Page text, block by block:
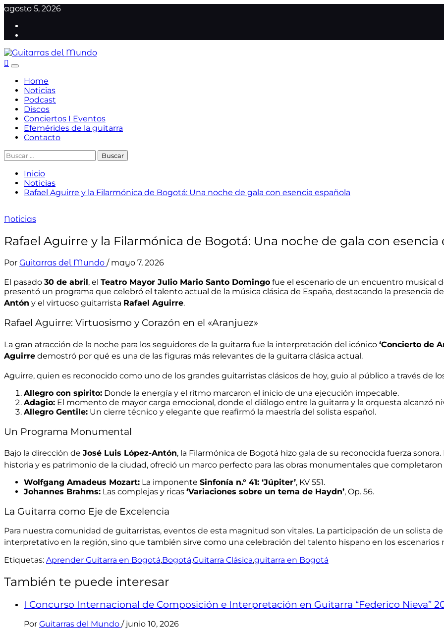
agosto 5, 2026
Guitarras del Mundo
Sitio web dedicado a la guitarra clásica I Noticias de la Guitarra
Home
Noticias
Podcast
Discos
Conciertos I Eventos
Efemérides de la guitarra
Contacto
Inicio
Noticias
Rafael Aguirre y la Filarmónica de Bogotá: Una noche de gala con esencia española
Noticias
Rafael Aguirre y la Filarmónica de Bogotá: Una noche de gala con esencia
Por Guitarras del Mundo / mayo 7, 2026
El pasado 30 de abril, el Teatro Mayor Julio Mario Santo Domingo fue el escenario de un encuentro musical
presentó un programa que celebró el talento actual de la música clásica de España, destacando la presencia
Antón y el virtuoso guitarrista Rafael Aguirre.
Rafael Aguirre: Virtuosismo y Corazón en el «Aranjuez»
La gran atracción de la noche para los seguidores de la guitarra fue la interpretación del icónico ‘Concierto de
Aguirre demostró por qué es una de las figuras más relevantes de la guitarra clásica actual .
Aguirre, quien es reconocido como uno de los grandes guitarristas clásicos de hoy, guio al público a través de
Allegro con spirito: Donde la energía y el ritmo marcaron el inicio de una ejecución impecable.
Adagio: El momento de mayor carga emocional, donde el diálogo entre la guitarra y la orquesta alcanzó
Allegro Gentile: Un cierre técnico y elegante que reafirmó la maestría del solista español.
Un Programa Monumental
Bajo la dirección de José Luis López-Antón, la Filarmónica de Bogotá hizo gala de su reconocida fuerza sonora.
historia y es patrimonio de la ciudad, ofreció un marco perfecto para las obras monumentales que completaron
Wolfgang Amadeus Mozart: La imponente Sinfonía n.° 41: ‘Júpiter’, KV 551.
Johannes Brahms: Las complejas y ricas ‘Variaciones sobre un tema de Haydn’, Op. 56.
La Guitarra como Eje de Excelencia
Para nuestra comunidad de guitarristas, eventos de esta magnitud son vitales. La participación de un solista
interpretativo en la región, sino que también sirve como una celebración del talento hispano en los
Etiquetas: Aprender Guitarra en Bogotá,Bogotá,Guitarra Clásica,guitarra en Bogotá
También te puede interesar
I Concurso Internacional de Composición e Interpretación en Guitarra “Federico Nieva”
Por Guitarras del Mundo / junio 10, 2026